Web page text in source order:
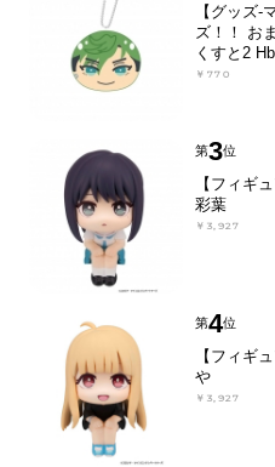
【グッズ-
ズ！！ お
くすと2
￥770
第3位
【フィギ
彩葉
￥3,927
第4位
【フィギ
や
￥3,927